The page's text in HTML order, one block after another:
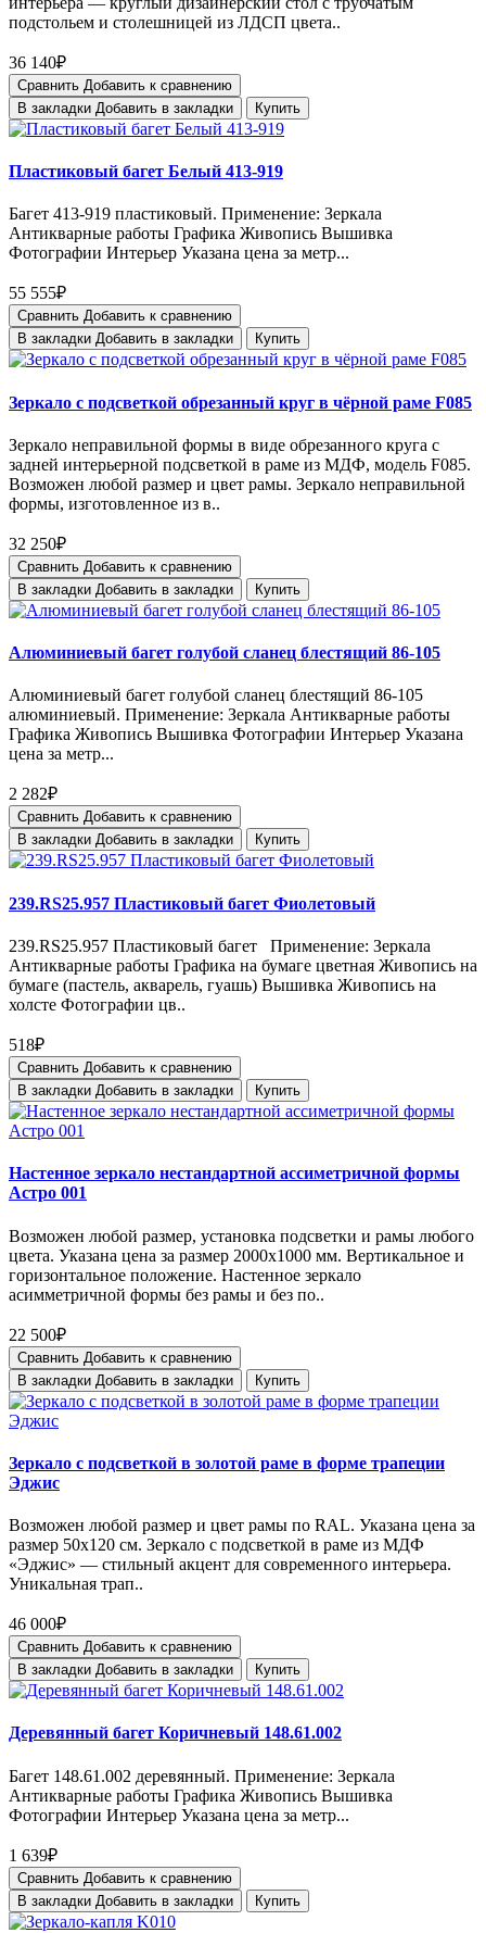
подстольем и столешницей из ЛДСП цвета..
36 140₽
Сравнить Добавить к сравнению
В закладки Добавить в закладки Купить
Пластиковый багет Белый 413-919
Багет 413-919 пластиковый. Применение: Зеркала
Антикварные работы Графика Живопись Вышивка
Фотографии Интерьер Указана цена за метр...
55 555₽
Сравнить Добавить к сравнению
В закладки Добавить в закладки Купить
Зеркало с подсветкой обрезанный круг в чёрной раме F085
Зеркало неправильной формы в виде обрезанного круга с
задней интерьерной подсветкой в раме из МДФ, модель F085.
Возможен любой размер и цвет рамы. Зеркало неправильной
формы, изготовленное из в..
32 250₽
Сравнить Добавить к сравнению
В закладки Добавить в закладки Купить
Алюминиевый багет голубой сланец блестящий 86-105
Алюминиевый багет голубой сланец блестящий 86-105
алюминиевый. Применение: Зеркала Антикварные работы
Графика Живопись Вышивка Фотографии Интерьер Указана
цена за метр...
2 282₽
Сравнить Добавить к сравнению
В закладки Добавить в закладки Купить
239.RS25.957 Пластиковый багет Фиолетовый
239.RS25.957 Пластиковый багет Применение: Зеркала
Антикварные работы Графика на бумаге цветная Живопись на
бумаге (пастель, акварель, гуашь) Вышивка Живопись на
холсте Фотографии цв..
518₽
Сравнить Добавить к сравнению
В закладки Добавить в закладки Купить
Настенное зеркало нестандартной ассиметричной формы
Астро 001
Возможен любой размер, установка подсветки и рамы любого
цвета. Указана цена за размер 2000х1000 мм. Вертикальное и
горизонтальное положение. Настенное зеркало
асимметричной формы без рамы и без по..
22 500₽
Сравнить Добавить к сравнению
В закладки Добавить в закладки Купить
Зеркало с подсветкой в золотой раме в форме трапеции
Эджис
Возможен любой размер и цвет рамы по RAL. Указана цена за
размер 50х120 см. Зеркало с подсветкой в раме из МДФ
«Эджис» — стильный акцент для современного интерьера.
Уникальная трап..
46 000₽
Сравнить Добавить к сравнению
В закладки Добавить в закладки Купить
Деревянный багет Коричневый 148.61.002
Багет 148.61.002 деревянный. Применение: Зеркала
Антикварные работы Графика Живопись Вышивка
Фотографии Интерьер Указана цена за метр...
1 639₽
Сравнить Добавить к сравнению
В закладки Добавить в закладки Купить